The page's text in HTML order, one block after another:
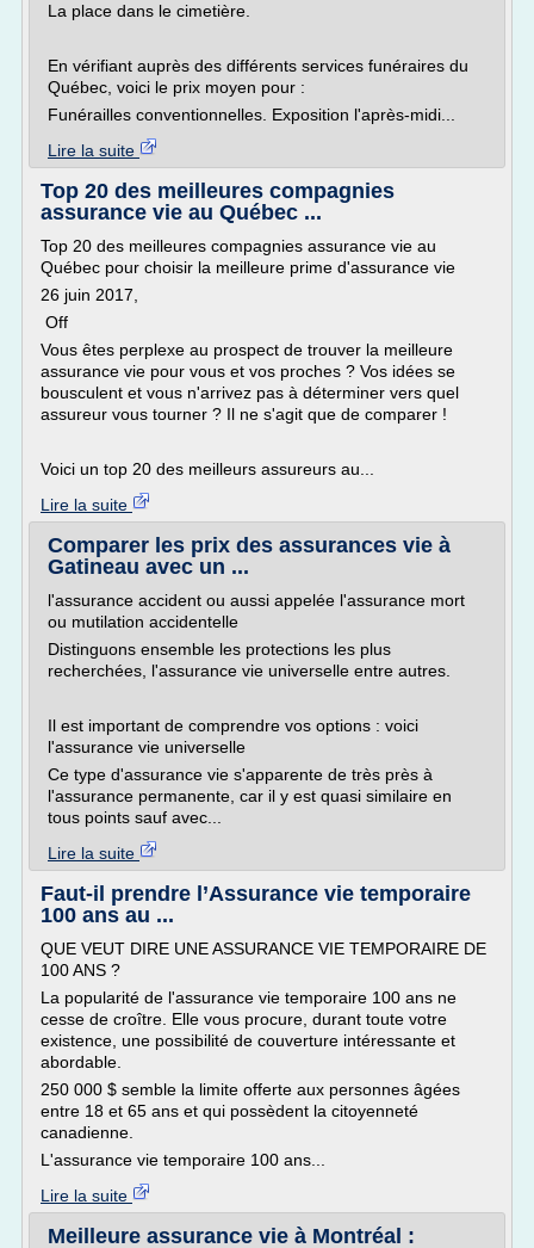
La place dans le cimetière.
En vérifiant auprès des différents services funéraires du
Québec, voici le prix moyen pour :
Funérailles conventionnelles. Exposition l'après-midi...
Lire la suite
Top 20 des meilleures compagnies
assurance vie au Québec ...
Top 20 des meilleures compagnies assurance vie au
Québec pour choisir la meilleure prime d'assurance vie
26 juin 2017,
Off
Vous êtes perplexe au prospect de trouver la meilleure
assurance vie pour vous et vos proches ? Vos idées se
bousculent et vous n'arrivez pas à déterminer vers quel
assureur vous tourner ? Il ne s'agit que de comparer !
Voici un top 20 des meilleurs assureurs au...
Lire la suite
Comparer les prix des assurances vie à
Gatineau avec un ...
l'assurance accident ou aussi appelée l'assurance mort
ou mutilation accidentelle
Distinguons ensemble les protections les plus
recherchées, l'assurance vie universelle entre autres.
Il est important de comprendre vos options : voici
l'assurance vie universelle
Ce type d'assurance vie s'apparente de très près à
l'assurance permanente, car il y est quasi similaire en
tous points sauf avec...
Lire la suite
Faut-il prendre l’Assurance vie temporaire
100 ans au ...
QUE VEUT DIRE UNE ASSURANCE VIE TEMPORAIRE DE
100 ANS ?
La popularité de l'assurance vie temporaire 100 ans ne
cesse de croître. Elle vous procure, durant toute votre
existence, une possibilité de couverture intéressante et
abordable.
250 000 $ semble la limite offerte aux personnes âgées
entre 18 et 65 ans et qui possèdent la citoyenneté
canadienne.
L'assurance vie temporaire 100 ans...
Lire la suite
Meilleure assurance vie à Montréal :